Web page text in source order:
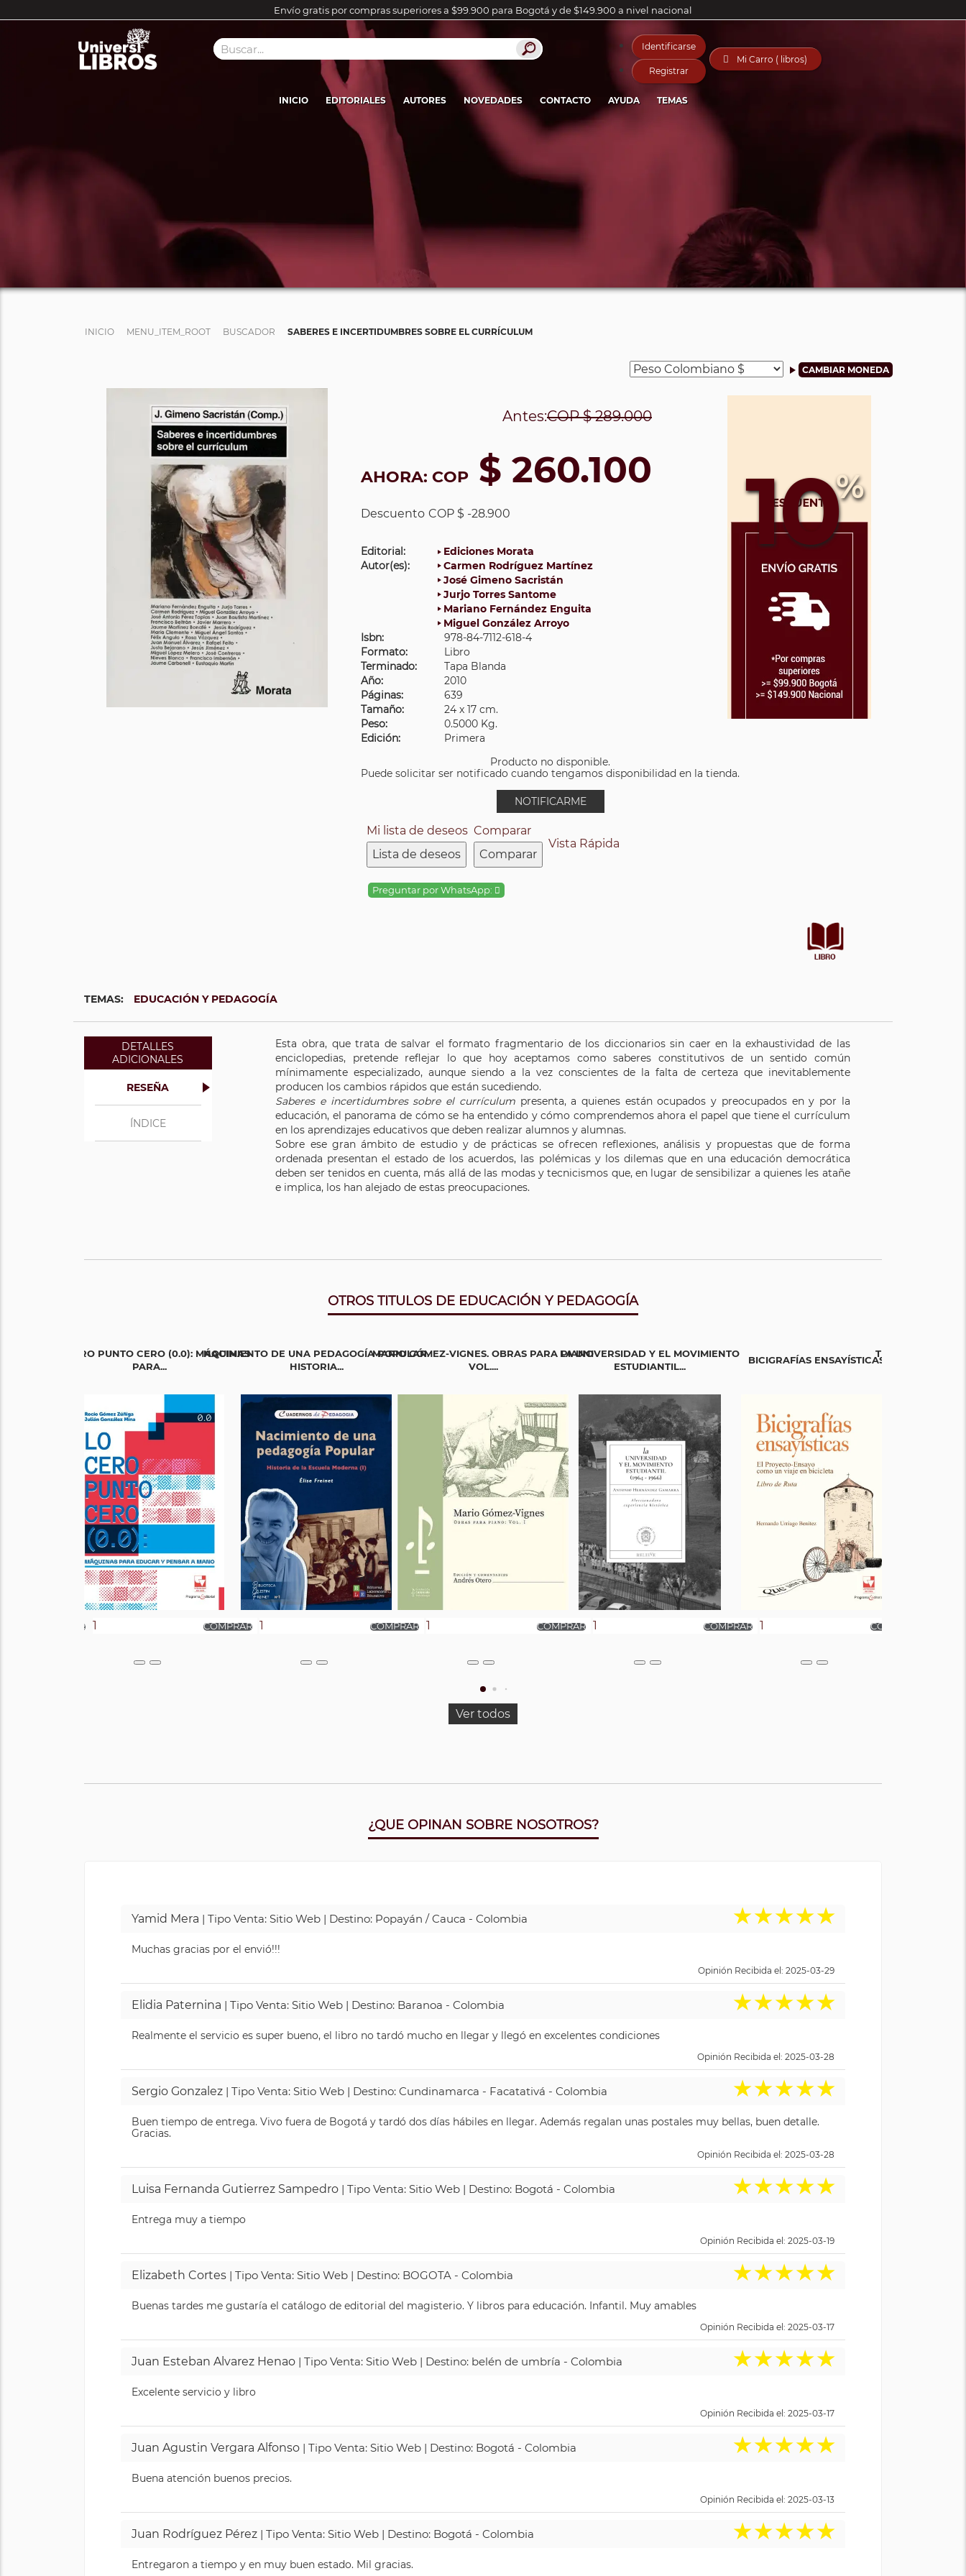
Envío gratis por compras superiores a $99.900 para Bogotá y de $149.900 a nivel nacional
Identificarse
Registrar
 Mi Carro ( libros)
INICIO EDITORIALES AUTORES NOVEDADES CONTACTO AYUDA TEMAS
INICIO MENU_ITEM_ROOT BUSCADOR SABERES E INCERTIDUMBRES SOBRE EL CURRÍCULUM
10%
Antes:COP$ 289.000
AHORA: COP $ 260.100
Descuento COP $ -28.900
Editorial:
Ediciones Morata
Autor(es):
Carmen Rodríguez Martínez
José Gimeno Sacristán
Jurjo Torres Santome
Mariano Fernández Enguita
Miguel González Arroyo
Isbn:
978-84-7112-618-4
Formato:
Libro
Terminado:
Tapa Blanda
Año:
2010
Páginas:
639
Tamaño:
24 x 17 cm.
Peso:
0.5000 Kg.
Edición:
Primera
Producto no disponible.
Puede solicitar ser notificado cuando tengamos disponibilidad en la tienda.
NOTIFICARME
Mi lista de deseos
Lista de deseos
Comparar
Comparar
Vista Rápida
Preguntar por WhatsApp:
TEMAS: EDUCACIÓN Y PEDAGOGÍA
DETALLES
ADICIONALES
RESEÑA
ÍNDICE
Esta obra, que trata de salvar el formato fragmentario de los diccionarios sin caer en la exhaustividad de las
enciclopedias, pretende reflejar lo que hoy aceptamos como saberes constitutivos de un sentido común
mínimamente especializado, aunque siendo a la vez conscientes de la falta de certeza que inevitablemente
producen los cambios rápidos que están sucediendo.
Saberes e incertidumbres sobre el currículum presenta, a quienes están ocupados y preocupados en y por la
educación, el panorama de cómo se ha entendido y cómo comprendemos ahora el papel que tiene el currículum
en los aprendizajes educativos que deben realizar alumnos y alumnas.
Sobre ese gran ámbito de estudio y de prácticas se ofrecen reflexiones, análisis y propuestas que de forma
ordenada presentan el estado de los acuerdos, las polémicas y los dilemas que en una educación democrática
deben ser tenidos en cuenta, más allá de las modas y tecnicismos que, en lugar de sensibilizar a quienes les atañe
e implica, los han alejado de estas preocupaciones.
OTROS TITULOS DE EDUCACIÓN Y PEDAGOGÍA
LO CERO PUNTO CERO (0.0): MÁQUINAS
PARA...
NACIMIENTO DE UNA PEDAGOGÍA POPULAR.
HISTORIA...
MARIO GÓMEZ-VIGNES. OBRAS PARA PIANO
VOL....
LA UNIVERSIDAD Y EL MOVIMIENTO
ESTUDIANTIL...
BICIGRAFÍAS ENSAYÍSTICAS
TEJIENDO
Ver todos
¿QUE OPINAN SOBRE NOSOTROS?
Yamid Mera | Tipo Venta: Sitio Web | Destino: Popayán / Cauca - Colombia ★★★★★
Muchas gracias por el envió!!!
Opinión Recibida el: 2025-03-29
Elidia Paternina | Tipo Venta: Sitio Web | Destino: Baranoa - Colombia ★★★★★
Realmente el servicio es super bueno, el libro no tardó mucho en llegar y llegó en excelentes condiciones
Opinión Recibida el: 2025-03-28
Sergio Gonzalez | Tipo Venta: Sitio Web | Destino: Cundinamarca - Facatativá - Colombia ★★★★★
Buen tiempo de entrega. Vivo fuera de Bogotá y tardó dos días hábiles en llegar. Además regalan unas postales muy bellas, buen detalle.
Gracias.
Opinión Recibida el: 2025-03-28
Luisa Fernanda Gutierrez Sampedro | Tipo Venta: Sitio Web | Destino: Bogotá - Colombia ★★★★★
Entrega muy a tiempo
Opinión Recibida el: 2025-03-19
Elizabeth Cortes | Tipo Venta: Sitio Web | Destino: BOGOTA - Colombia ★★★★★
Buenas tardes me gustaría el catálogo de editorial del magisterio. Y libros para educación. Infantil. Muy amables
Opinión Recibida el: 2025-03-17
Juan Esteban Alvarez Henao | Tipo Venta: Sitio Web | Destino: belén de umbría - Colombia ★★★★★
Excelente servicio y libro
Opinión Recibida el: 2025-03-17
Juan Agustin Vergara Alfonso | Tipo Venta: Sitio Web | Destino: Bogotá - Colombia ★★★★★
Buena atención buenos precios.
Opinión Recibida el: 2025-03-13
Juan Rodríguez Pérez | Tipo Venta: Sitio Web | Destino: Bogotá - Colombia ★★★★★
Entregaron a tiempo y en muy buen estado. Mil gracias.